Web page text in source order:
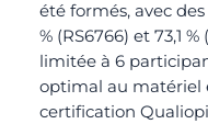
été formés, avec
% (RS6766) et 73,1
limitée à 6
optimal au matériel
certification